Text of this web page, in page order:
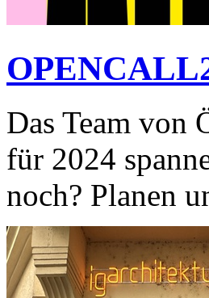
Das Team von
für 2024
noch? Planen